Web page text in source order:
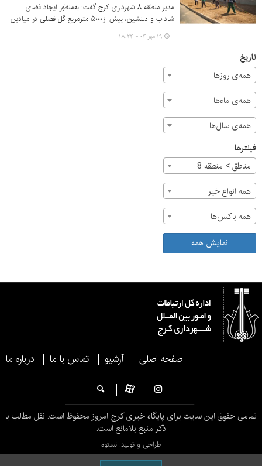
مدیر منطقه ۸ شهرداری کرج گفت: به‌منظور ایجاد فضای
شاداب و دلنشین، بیش از۵۰۰۰ مترمربع گل فصلی در میادین
و معابر منطقه کاشته شد.
۱۹ مهر ۰۴ - ۱۸:۲۴
تاریخ
همه‌ی روزها
همه‌ی ماه‌ها
همه‌ی سال‌ها
فیلترها
مناطق > منطقه 8
همه انواع خبر
همه باکس‌ها
نمایش همه
صفحه اصلی آرشیو تماس با ما درباره ما
تمامی حقوق این سایت برای پایگاه خبری کرج امروز محفوظ است. نقل مطالب با
ذکر منبع بلامانع است.
طراحی و تولید: نستوه